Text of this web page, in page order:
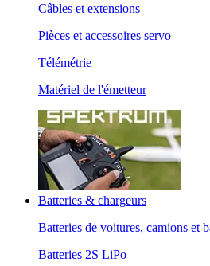
Câbles et extensions
Pièces et accessoires servo
Télémétrie
Matériel de l'émetteur
Batteries & chargeurs
Batteries de voitures, camions et
Batteries 2S LiPo